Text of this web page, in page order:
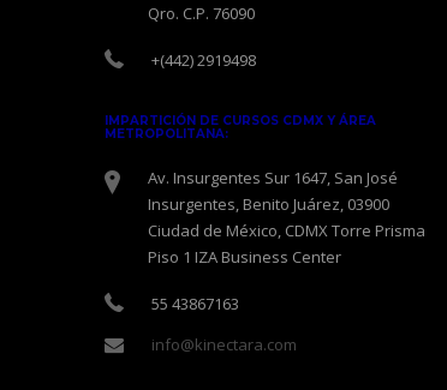
Qro. C.P. 76090
+(442) 2919498
IMPARTICIÓN DE CURSOS CDMX Y ÁREA
METROPOLITANA:
Av. Insurgentes Sur 1647, San José
Insurgentes, Benito Juárez, 03900
Ciudad de México, CDMX Torre Prisma
Piso 1 IZA Business Center
55 43867163
info@kinectara.com